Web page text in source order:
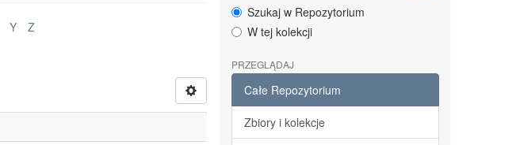
Y
Z
Szukaj w Repozytorium
W tej kolekcji
PRZEGLĄDAJ
Całe Repozytorium
Zbiory i kolekcje